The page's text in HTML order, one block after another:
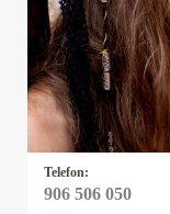
Telefon:
906 506 050
Výklad z
finance,
KUDY